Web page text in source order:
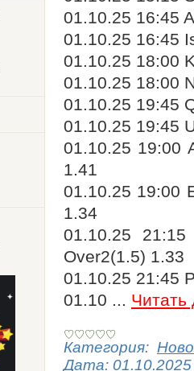
01.10.25 16:45
01.10.25 16:45
01.10.25 18:00
01.10.25 18:00
01.10.25 19:45
01.10.25 19:45
01.10.25 19:00
1.41
01.10.25 19:00
1.34
01.10.25
Over2(1.5) 1.33
01.10.25 21:45
01.10 ...
Категория:
Дата: 01.10.2025